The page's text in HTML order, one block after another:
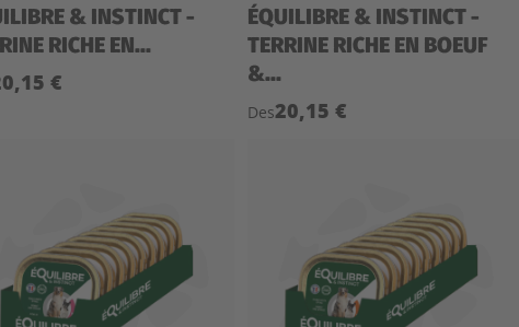
& INSTINCT -
RICHE EN...
€
ÉQUILIBRE & INSTINCT -
TERRINE RICHE EN BOEUF
&...
Des20,15 €